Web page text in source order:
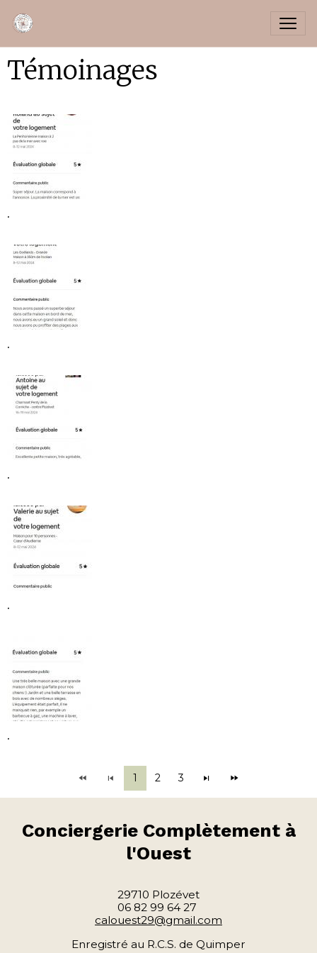
Témoinages
.
.
.
.
.
1 2 3
Conciergerie Complètement à
l'Ouest
29710 Plozévet
06 82 99 64 27
calouest29@gmail.com
Enregistré au R.C.S. de Quimper